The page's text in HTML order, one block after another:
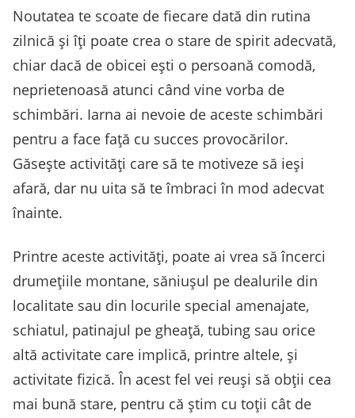
Noutatea te scoate de fiecare dată din rutina
zilnică și îți poate crea o stare de spirit adecvată,
chiar dacă de obicei ești o persoană comodă,
neprietenoasă atunci când vine vorba de
schimbări. Iarna ai nevoie de aceste schimbări
pentru a face față cu succes provocărilor.
Găsește activități care să te motiveze să ieși
afară, dar nu uita să te îmbraci în mod adecvat
înainte.
Printre aceste activități, poate ai vrea să încerci
drumețiile montane, săniușul pe dealurile din
localitate sau din locurile special amenajate,
schiatul, patinajul pe gheață, tubing sau orice
altă activitate care implică, printre altele, și
activitate fizică. În acest fel vei reuși să obții cea
mai bună stare, pentru că știm cu toții cât de